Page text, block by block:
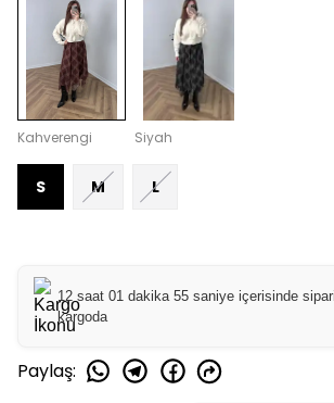
Kahverengi Siyah
S M L
12 saat 01 dakika 55 saniye içerisinde
kargoda
Paylaş: